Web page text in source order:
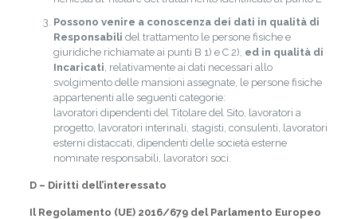
Possono venire a conoscenza dei dati in qualità di
Responsabili del trattamento le persone fisiche e
giuridiche richiamate ai punti B 1) e C 2), ed in qualità di
Incaricati, relativamente ai dati necessari allo
svolgimento delle mansioni assegnate, le persone fisiche
appartenenti alle seguenti categorie:
lavoratori dipendenti del Titolare del Sito, lavoratori a
progetto, lavoratori interinali, stagisti, consulenti, lavoratori
esterni distaccati, dipendenti delle società esterne
nominate responsabili, lavoratori soci.
D – Diritti dell’interessato
Il Regolamento (UE) 2016/679 del Parlamento Europeo